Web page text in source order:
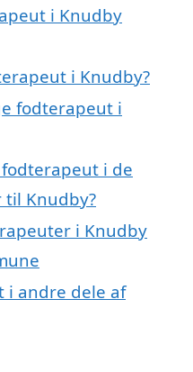
i Knudby
i Knudby?
fodterapeut i
i de
Knudby?
i Knudby
i andre dele af